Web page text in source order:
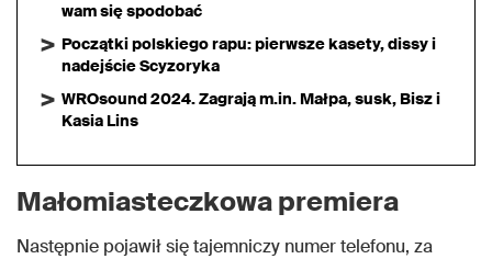
wam się spodobać
Początki polskiego rapu: pierwsze kasety, dissy i
nadejście Scyzoryka
WROsound 2024. Zagrają m.in. Małpa, susk, Bisz i
Kasia Lins
Małomiasteczkowa premiera
Następnie pojawił się tajemniczy numer telefonu, za